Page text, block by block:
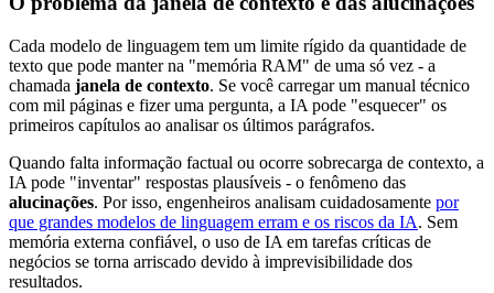
Cada modelo de linguagem tem um limite rígido da quantidade de
texto que pode manter na "memória RAM" de uma só vez - a
chamada janela de contexto. Se você carregar um manual técnico
com mil páginas e fizer uma pergunta, a IA pode "esquecer" os
primeiros capítulos ao analisar os últimos parágrafos.
Quando falta informação factual ou ocorre sobrecarga de contexto, a
IA pode "inventar" respostas plausíveis - o fenômeno das
alucinações. Por isso, engenheiros analisam cuidadosamente por
que grandes modelos de linguagem erram e os riscos da IA. Sem
memória externa confiável, o uso de IA em tarefas críticas de
negócios se torna arriscado devido à imprevisibilidade dos
resultados.